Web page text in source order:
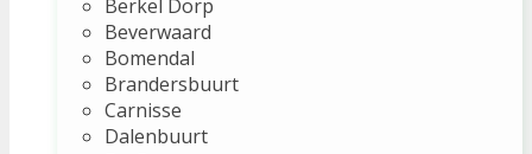
Berkel Dorp
Beverwaard
Bomendal
Brandersbuurt
Carnisse
Dalenbuurt